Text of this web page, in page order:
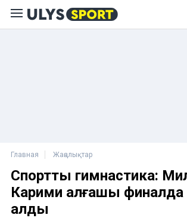
Главная Жаңалықтар
Спорттық гимнастика:
Карими алғашқы финалда
қалды